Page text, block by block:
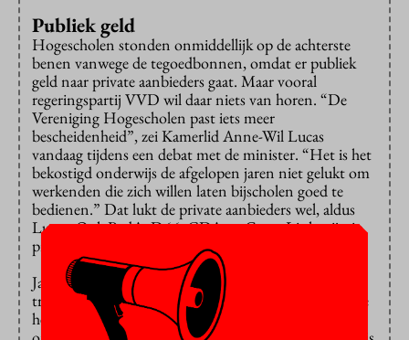
Publiek geld
Hogescholen stonden onmiddellijk op de achterste
benen vanwege de tegoedbonnen, omdat er publiek
geld naar private aanbieders gaat. Maar vooral
regeringspartij VVD wil daar niets van horen. “De
Vereniging Hogescholen past iets meer
bescheidenheid”, zei Kamerlid Anne-Wil Lucas
vandaag tijdens een debat met de minister. “Het is het
bekostigd onderwijs de afgelopen jaren niet gelukt om
werkenden die zich willen laten bijscholen goed te
bedienen.” Dat lukt de private aanbieders wel, aldus
Lucas. Ook PvdA, D66, CDA en GroenLinks zijn in
principe enthousiast over het plan.
Jasper van Dijk (SP) en Harm Beertema (PVV)
trapten als enigen op de rem. Beiden omdat ze moeite
hebben met overheidsbekostiging van private